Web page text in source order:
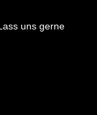
uns gerne